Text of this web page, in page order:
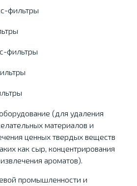
фильтры
фильтры
(для удаления
материалов и
ценных твердых веществ
как сыр, концентрирования
ароматов).
промышленности и